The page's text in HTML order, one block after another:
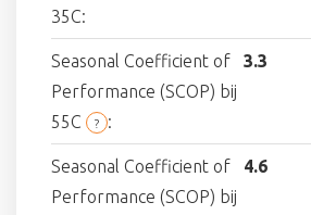
35C:
Seasonal Coefficient of
Performance (SCOP) bij
55C
? :
3.3
Seasonal Coefficient of
Performance (SCOP) bij
4.6